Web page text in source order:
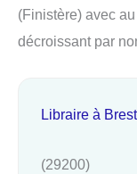
(Finistère) avec
décroissant par
Libraire à Brest
(29200)